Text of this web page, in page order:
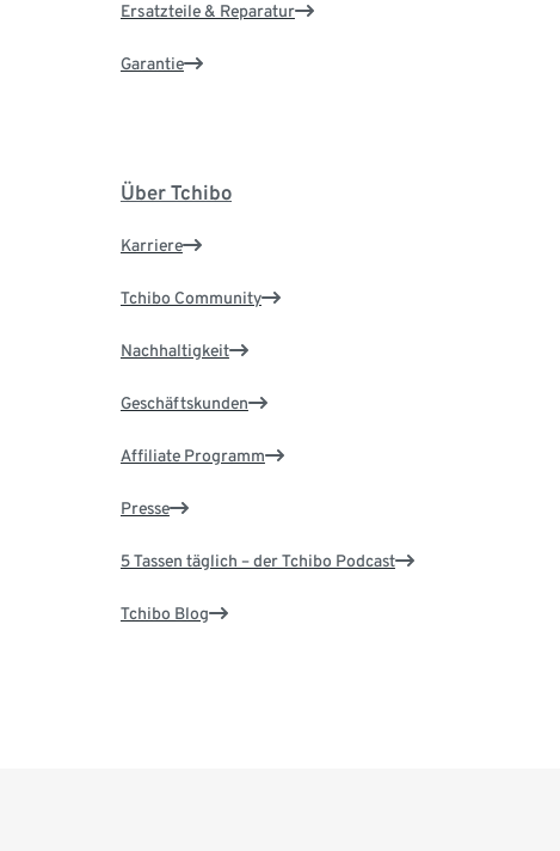
Ersatzteile & Reparatur
Garantie
Über Tchibo
Karriere
Tchibo Community
Nachhaltigkeit
Geschäftskunden
Affiliate Programm
Presse
5 Tassen täglich – der Tchibo Podcast
Tchibo Blog